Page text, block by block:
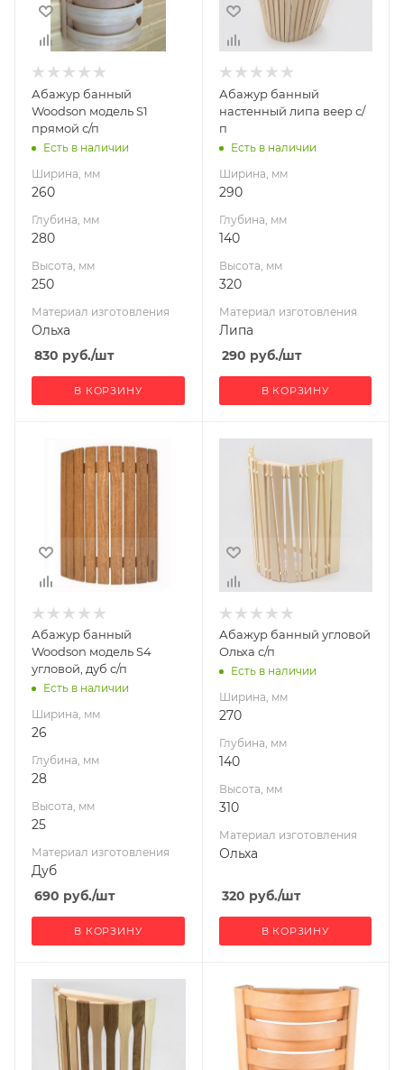
250
Материал
Ольха
Абажур банный
Woodson модель S1
прямой с/п
Есть в наличии
Ширина, мм
260
Глубина, мм
280
Высота, мм
250
Материал изготовления
Ольха
830 руб./шт
В КОРЗИНУ
320
Материал
Липа
Абажур банный
настенный липа веер с/
п
Есть в наличии
Ширина, мм
290
Глубина, мм
140
Высота, мм
320
Материал изготовления
Липа
290 руб./шт
В КОРЗИНУ
Ширина, мм
Высота, мм
25
Материал
Дуб
Абажур банный
Woodson модель S4
угловой, дуб с/п
Есть в наличии
Ширина, мм
26
Глубина, мм
28
Высота, мм
25
Материал изготовления
Дуб
690 руб./шт
В КОРЗИНУ
Ширина, мм
Глубина, мм
Высота, мм
310
Материал
Ольха
Абажур банный угловой
Ольха с/п
Есть в наличии
Ширина, мм
270
Глубина, мм
140
Высота, мм
310
Материал изготовления
Ольха
320 руб./шт
В КОРЗИНУ
Ширина, мм
260
Глубина, мм
Ширина, мм
250
Глубина, мм
260